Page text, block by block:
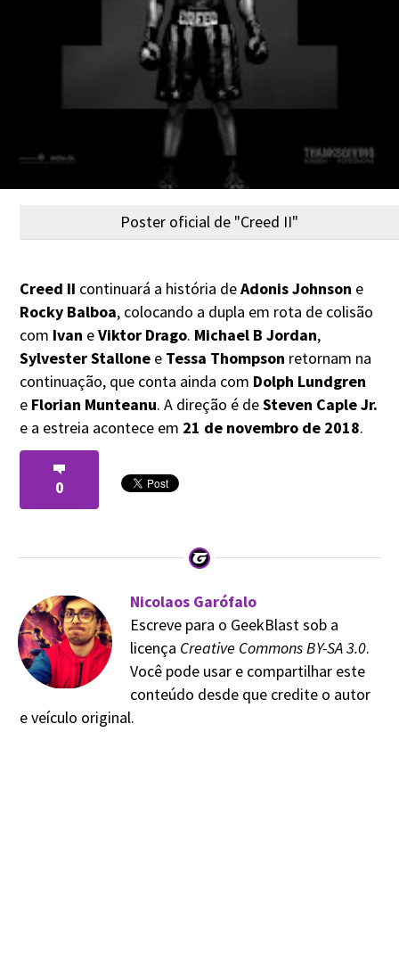
Poster oficial de "Creed II"
Creed II continuará a história deAdonis Johnson e
Rocky Balboa, colocando a dupla em rota de colisão
com Ivan eViktor Drago. Michael B Jordan,
Sylvester Stallone e Tessa Thompson retornam na
continuação, que conta ainda com Dolph Lundgren
e Florian Munteanu. A direção é deSteven Caple Jr.
e a estreia acontece em 21 de novembro de 2018.
0
Nicolaos Garófalo
Escreve para o GeekBlast sob a
licença Creative Commons BY-SA 3.0.
Você pode usar e compartilhar este
conteúdo desde que credite o autor
e veículo original.